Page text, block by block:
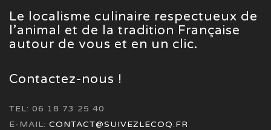
Le localisme culinaire respectueux de
l’animal et de la tradition Française
autour de vous et en un clic.
Contactez-nous !
TEL: 06 18 73 25 40
E-MAIL: CONTACT@SUIVEZLECOQ.FR